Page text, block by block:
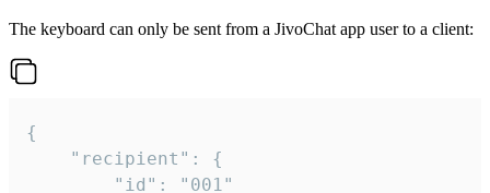
The keyboard can only be sent from a JivoChat app user to a client:
{